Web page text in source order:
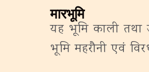
मारभूमि
यह भूमि काली तथा
भूमि महरौनी एवं